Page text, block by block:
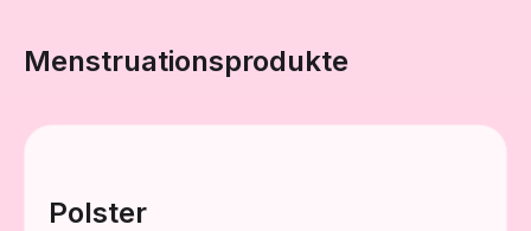
Menstruationsprodukte
Polster